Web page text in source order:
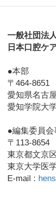
一般社団法
日本口腔ケ
●本部
〒464-8651
愛知県名古
愛知学院大
●編集委員会
〒113-8654
東京都文京
東京大学医
E-mail :